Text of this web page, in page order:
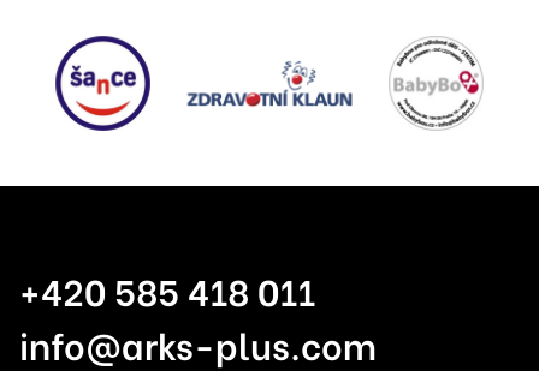
+420 585 418 011
info@arks-plus.com